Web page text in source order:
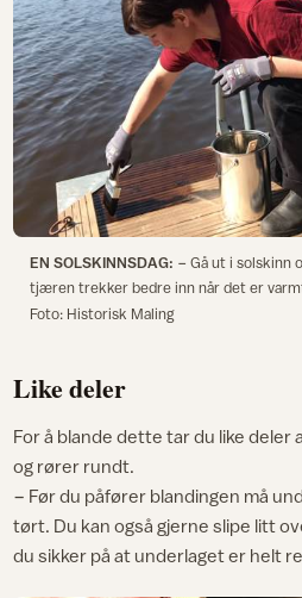
EN SOLSKINNSDAG: − Gå ut i solskinn
tjæren trekker bedre inn når det er
Foto: Historisk Maling
Like deler
For å blande dette tar du like
og rører rundt.
− Før du påfører blandingen må
tørt. Du kan også gjerne slipe litt
du sikker på at underlaget er helt